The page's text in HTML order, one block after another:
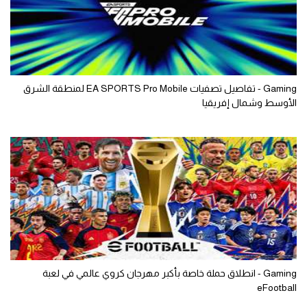
Gaming - تفاصيل تصفيات EA SPORTS Pro Mobile لمنطقة الشرق
الأوسط وشمال إفريقيا
Gaming - انطلاق حملة خاصة بأكبر مهرجان كروي عالمي في لعبة
eFootball